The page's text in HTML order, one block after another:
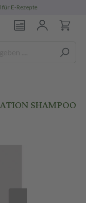
für E-Rezepte
SHAMPOO